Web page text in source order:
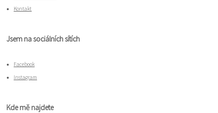
Kontakt
Jsem na sociálních sítích
Facebook
Instagram
Kde mě najdete